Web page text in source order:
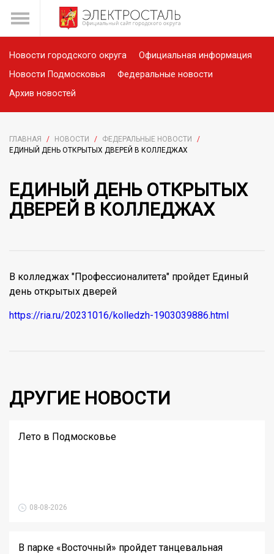
Новости городского округа
Официальная информация
Новости Подмосковья
Федеральные новости
Архив новостей
ГЛАВНАЯ / НОВОСТИ / ФЕДЕРАЛЬНЫЕ НОВОСТИ
/
ЕДИНЫЙ ДЕНЬ ОТКРЫТЫХ ДВЕРЕЙ В КОЛЛЕДЖАХ
ЕДИНЫЙ ДЕНЬ ОТКРЫТЫХ
ДВЕРЕЙ В КОЛЛЕДЖАХ
В колледжах "Профессионалитета" пройдет Единый
день открытых дверей
https://ria.ru/20231016/kolledzh-1903039886.html
ДРУГИЕ НОВОСТИ
Лето в Подмосковье
08-08-2026
В парке «Восточный» пройдет танцевальная